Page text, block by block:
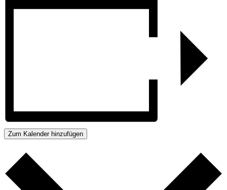
Zum Kalender hinzufügen